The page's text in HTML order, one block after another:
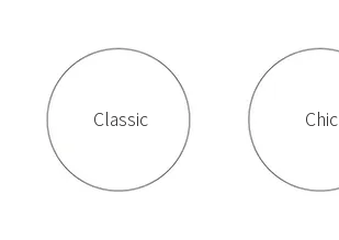
Classic Chic